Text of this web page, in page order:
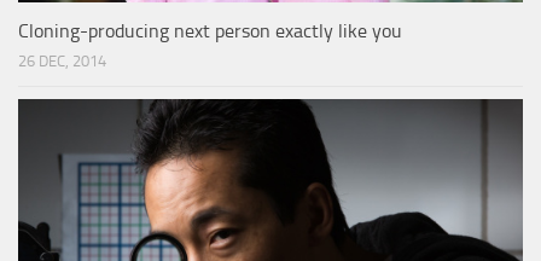
Cloning-producing next person exactly like you
26 DEC, 2014